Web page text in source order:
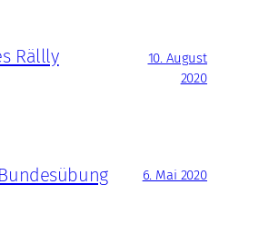
Rällly
10. August
2020
6. Mai 2020